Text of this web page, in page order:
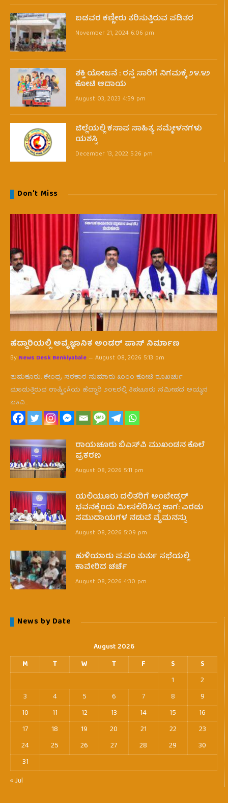
ಬಡವರ ಕಣ್ಣೀರು ತರಿಸುತ್ತಿರುವ ಪಡಿತರ
November 21, 2024 6:06 pm
ಶಕ್ತಿ ಯೋಜನೆ : ರಸ್ತೆ ಸಾರಿಗೆ ನಿಗಮಕ್ಕೆ ೨೪.೪೨
ಕೋಟಿ ಆದಾಯ
August 03, 2023 4:59 pm
ಜಿಲ್ಲೆಯಲ್ಲಿ ಕಸಾಪ ಸಾಹಿತ್ಯ ಸಮ್ಮೇಳನಗಳು
ಯಶಸ್ವಿ
December 13, 2022 5:26 pm
Don't Miss
ಹೆದ್ದಾರಿಯಲ್ಲಿ ಅವೈಜ್ಞಾನಿಕ ಅಂಡರ್ ಪಾಸ್ ನಿರ್ಮಾಣ
By News Desk Benkiyabale August 08, 2026 5:13 pm
ತುಮಕೂರು: ಕೇಂದ್ರ ಸರಕಾರ ಸುಮಾರು ೩೦೦೦ ಕೋಟಿ ರೂಖರ್ಚು
ಮಾಡುತ್ತಿರುವ ರಾಷ್ಟಿçÃಯ ಹೆದ್ದಾರಿ ೨೦೬ರಲ್ಲಿ ತಿಪಟೂರು ಸಮೀಪದ ಅಯ್ಯನ
ಭಾವಿ…
ರಾಯಚೂರು ಬಿಎಸ್‌ಪಿ ಮುಖಂಡನ ಕೊಲೆ
ಪ್ರಕರಣ
August 08, 2026 5:11 pm
ಯಲಿಯೂರು ದಲಿತರಿಗೆ ಅಂಬೇಡ್ಕರ್
ಭವನಕ್ಕೆಂದು ಮೀಸಲಿರಿಸಿದ್ದ ಜಾಗ: ಎರಡು
ಸಮುದಾಯಗಳ ನಡುವೆ ವೈಮನಸ್ಸು
August 08, 2026 5:09 pm
ಹುಳಿಯಾರು ಪ.ಪಂ ತುರ್ತು ಸಭೆಯಲ್ಲಿ
ಕಾವೇರಿದ ಚರ್ಚೆ
August 08, 2026 4:30 pm
News by Date
August 2026
M
T W T F S
S
1
2
3
4 5 6 7 8
9
10
11 12 13 14 15
16
17
18 19 20 21 22
23
24
25 26 27 28 29
30
31
« Jul